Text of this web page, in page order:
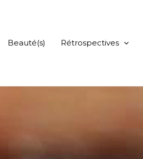
Beauté(s) Rétrospectives